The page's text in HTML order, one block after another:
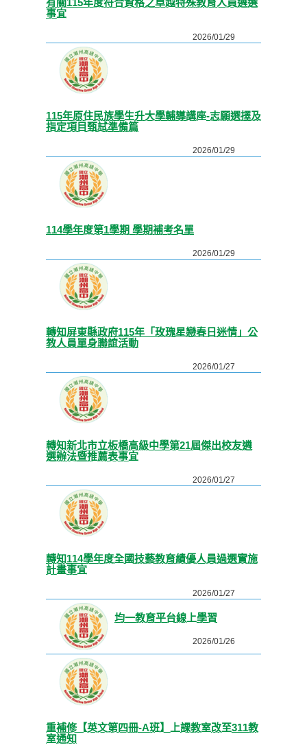
有關115年度符合資格之卓越特殊教育人員遴選
事宜
2026/01/29
115年原住民族學生升大學輔導講座-志願選擇及
指定項目甄試準備篇
2026/01/29
114學年度第1學期 學期補考名單
2026/01/29
轉知屏東縣政府115年「玫瑰星戀春日迷情」公
教人員單身聯誼活動
2026/01/27
轉知新北市立板橋高級中學第21屆傑出校友遴
選辦法暨推薦表事宜
2026/01/27
轉知114學年度全國技藝教育績優人員過選實施
計畫事宜
2026/01/27
均一教育平台線上學習
2026/01/26
重補修【英文第四冊-A班】上課教室改至311教
室通知